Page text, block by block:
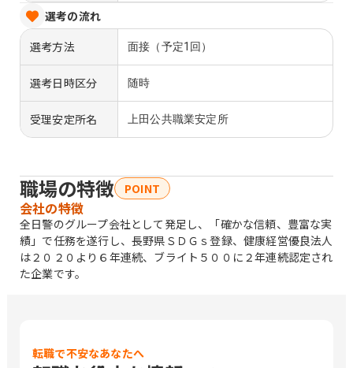
選考の流れ
選考方法
面接（予定1回）
選考日時区分 随時
受理安定所名 上田公共職業安定所
職場の特徴 POINT
会社の特徴
全日警のグループ会社として発足し、「確かな信頼、豊富な実
績」で任務を遂行し、長野県ＳＤＧｓ登録、健康経営優良法人
は２０２０より６年連続、ブライト５００に２年連続認定され
た企業です。
転職で不安なあなたへ